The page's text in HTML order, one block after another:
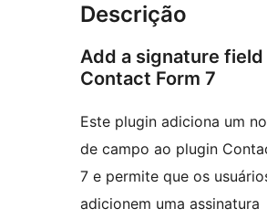
Descrição
Add a signature
Contact Form 7
Este plugin adiciona um
de campo ao plugin
7 e permite que os
adicionem uma assinatura